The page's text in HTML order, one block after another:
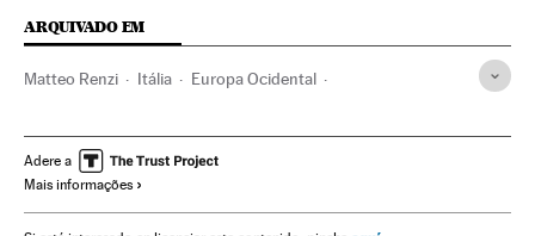
ARQUIVADO EM
Matteo Renzi Itália Europa Ocidental
Adere a
Mais informações